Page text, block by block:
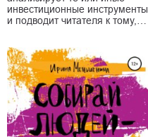
инвестиционные инструменты
и подводит читателя к тому,…